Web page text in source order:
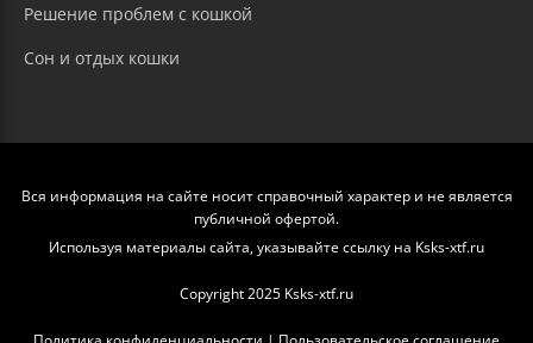
Решение проблем с кошкой
Сон и отдых кошки
Вся информация на сайте носит справочный характер и не является
публичной офертой.
Используя материалы сайта, указывайте ссылку на Ksks-xtf.ru
Copyright 2025 Ksks-xtf.ru